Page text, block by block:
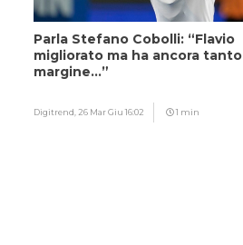
Parla Stefano Cobolli: “Flavio
migliorato ma ha ancora tanto
margine…”
Digitrend, 26 Mar Giu 16:02 1 min